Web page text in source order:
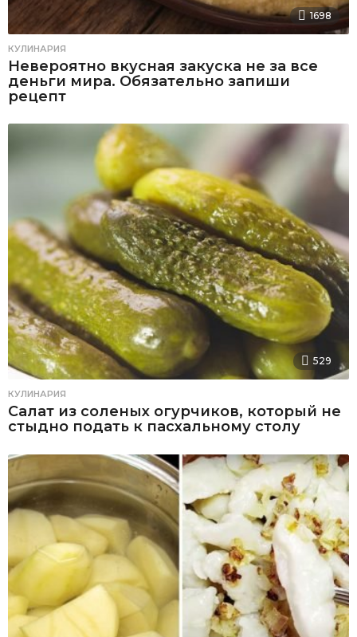
1698
КУЛИНАРИЯ
Невероятно вкусная закуска не за все
деньги мира. Обязательно запиши
рецепт
529
КУЛИНАРИЯ
Салат из соленых огурчиков, который не
стыдно подать к пасхальному столу